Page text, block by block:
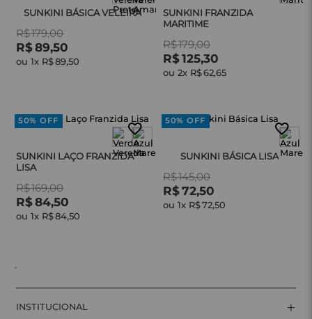
SUNKINI BÁSICA VELEIRA
R$179,00
R$89,50
ou 1x R$89,50
SUNKINI FRANZIDA
MARITIME
R$179,00
R$125,30
ou 2x R$62,65
50% OFF
SUNKINI LAÇO FRANZIDA
LISA
R$169,00
R$84,50
ou 1x R$84,50
50% OFF
SUNKINI BÁSICA LISA
R$145,00
R$72,50
ou 1x R$72,50
.
INSTITUCIONAL +